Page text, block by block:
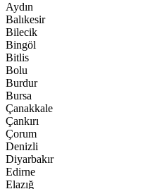
Aydın
Balıkesir
Bilecik
Bingöl
Bitlis
Bolu
Burdur
Bursa
Çanakkale
Çankırı
Çorum
Denizli
Diyarbakır
Edirne
Elazığ